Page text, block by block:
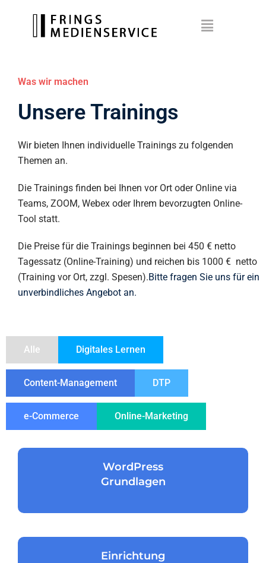
Was wir machen
Unsere Trainings
Wir bieten Ihnen individuelle Trainings zu folgenden
Themen an.
Die Trainings finden bei Ihnen vor Ort oder Online via
Teams, ZOOM, Webex oder Ihrem bevorzugten Online-
Tool statt.
Die Preise für die Trainings beginnen bei 450 € netto
Tagessatz (Online-Training) und reichen bis 1000 € netto
(Training vor Ort, zzgl. Spesen).Bitte fragen Sie uns für ein
unverbindliches Angebot an.
Alle Digitales Lernen
Content-Management DTP
e-Commerce Online-Marketing
WordPress
Grundlagen
Einrichtung